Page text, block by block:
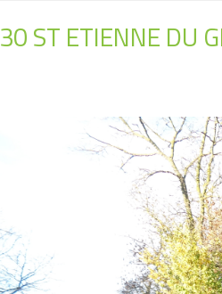
30 ST ETIENNE DU